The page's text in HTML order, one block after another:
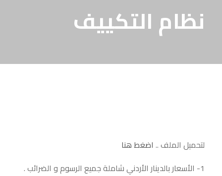
نظام التكييف
لتحميل الملف .. اضغط هنا
1- الأسعار بالدينار الأردني شاملة جميع الرسوم و الضرائب .